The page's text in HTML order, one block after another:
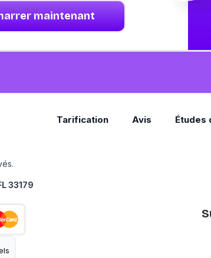
maintenant
Tarification Avis Études
33179